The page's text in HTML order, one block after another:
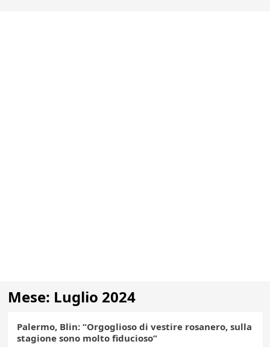
Mese: Luglio 2024
Palermo, Blin: “Orgoglioso di vestire rosanero, sulla
stagione sono molto fiducioso”